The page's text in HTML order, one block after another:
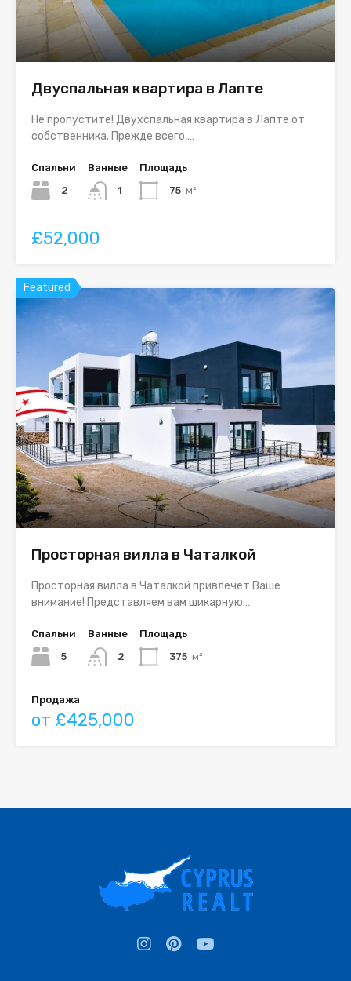
Двуспальная квартира в Лапте
Не пропустите! Двухспальная квартира в Лапте от
собственника. Прежде всего,…
Спальни
2
Ванные
1
Площадь
75 м²
£52,000
Featured
Просторная вилла в Чаталкой
Просторная вилла в Чаталкой привлечет Ваше
внимание! Представляем вам шикарную…
Спальни
5
Ванные
2
Площадь
375 м²
Продажа
от £425,000